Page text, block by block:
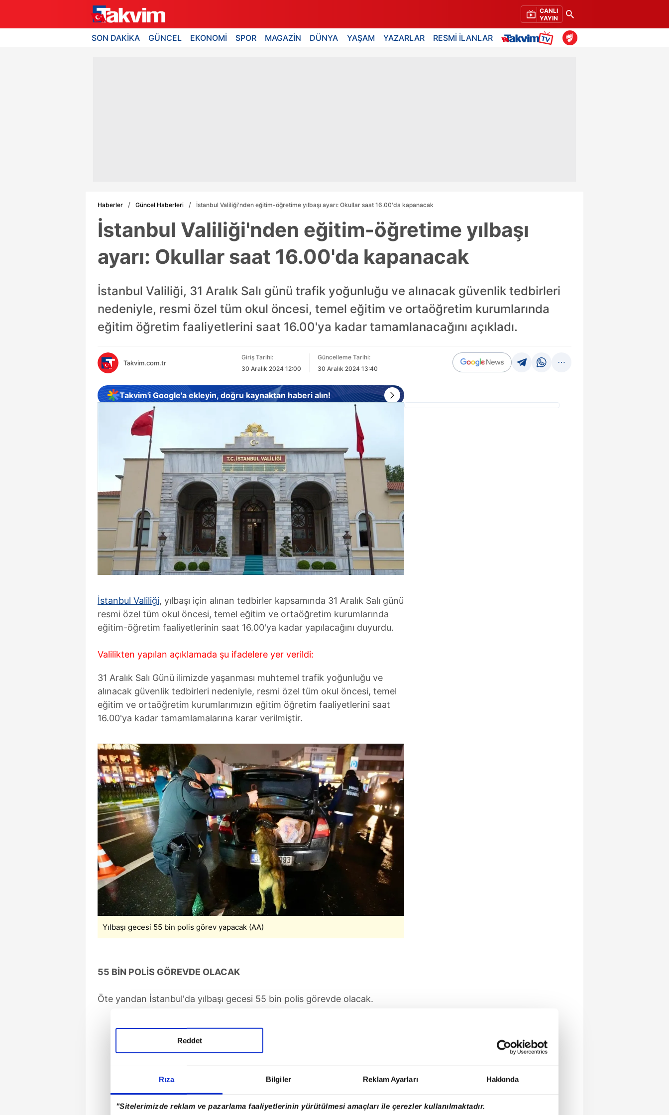
Rıza Bilgiler Reklam Ayarları Hakkında
"Sitelerimizde reklam ve pazarlama faaliyetlerinin yürütülmesi amaçları ile çerezler kullanılmaktadır.
Reddet
CANLI
YAYIN
SON DAKİKA GÜNCEL EKONOMİ SPOR MAGAZİN DÜNYA YAŞAM YAZARLAR RESMİ İLANLAR
Haberler Güncel Haberleri İstanbul Valiliği'nden eğitim-öğretime yılbaşı ayarı: Okullar saat 16.00'da kapanacak
İstanbul Valiliği'nden eğitim-öğretime yılbaşı
ayarı: Okullar saat 16.00'da kapanacak
İstanbul Valiliği, 31 Aralık Salı günü trafik yoğunluğu ve alınacak güvenlik tedbirleri
nedeniyle, resmi özel tüm okul öncesi, temel eğitim ve ortaöğretim kurumlarında
eğitim öğretim faaliyetlerini saat 16.00'ya kadar tamamlanacağını açıkladı.
Takvim.com.tr
Giriş Tarihi:
30 Aralık 2024 12:00
Güncelleme Tarihi:
30 Aralık 2024 13:40
Takvim'i Google'a ekleyin, doğru kaynaktan haberi alın!
İstanbul Valiliği, yılbaşı için alınan tedbirler kapsamında 31 Aralık Salı günü
resmi özel tüm okul öncesi, temel eğitim ve ortaöğretim kurumlarında
eğitim-öğretim faaliyetlerinin saat 16.00'ya kadar yapılacağını duyurdu.
Valilikten yapılan açıklamada şu ifadelere yer verildi:
31 Aralık Salı Günü ilimizde yaşanması muhtemel trafik yoğunluğu ve
alınacak güvenlik tedbirleri nedeniyle, resmi özel tüm okul öncesi, temel
eğitim ve ortaöğretim kurumlarımızın eğitim öğretim faaliyetlerini saat
16.00'ya kadar tamamlamalarına karar verilmiştir.
Yılbaşı gecesi 55 bin polis görev yapacak (AA)
55 BİN POLİS GÖREVDE OLACAK
Öte yandan İstanbul'da yılbaşı gecesi 55 bin polis görevde olacak.